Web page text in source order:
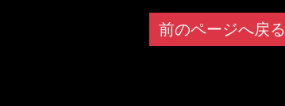
前のページへ戻る